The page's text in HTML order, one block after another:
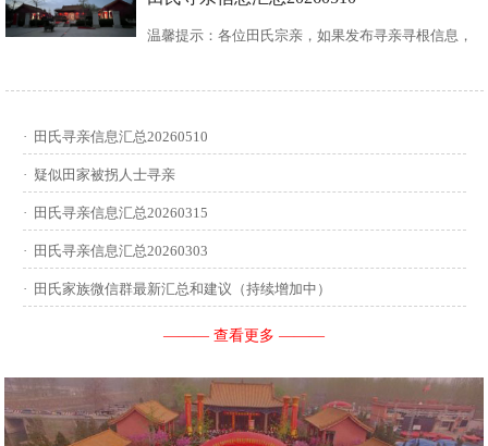
温馨提示：各位田氏宗亲，如果发布寻亲寻根信息，
讳，迁居前字辈和迁居后历次新续的字辈，分迁族人
迁居地，因何原因迁居等。最后别忘了留下联系人和
联系方式。 没有家谱的问问族中老年人口耳相传的信
息有哪些，有家谱请把家谱中的信息简...
· 田氏寻亲信息汇总20260510
· 疑似田家被拐人士寻亲
· 田氏寻亲信息汇总20260315
· 田氏寻亲信息汇总20260303
· 田氏家族微信群最新汇总和建议（持续增加中）
——— 查看更多 ———